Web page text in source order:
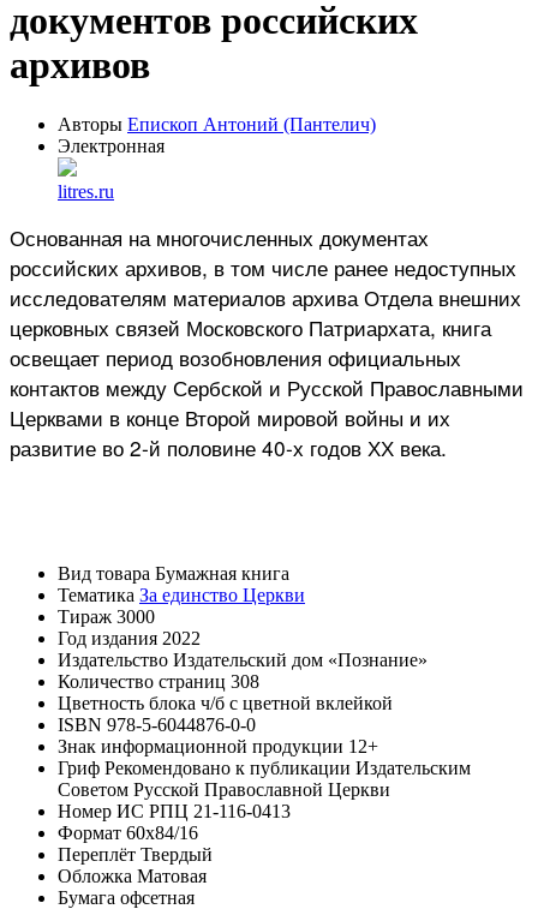
документов российских
архивов
Авторы Епископ Антоний (Пантелич)
Электронная
litres.ru
Основанная на многочисленных документах
российских архивов, в том числе ранее недоступных
исследователям материалов архива Отдела внешних
церковных связей Московского Патриархата, книга
освещает период возобновления официальных
контактов между Сербской и Русской Православными
Церквами в конце Второй мировой войны и их
развитие во 2-й половине 40-х годов ХХ века.
Вид товара Бумажная книга
Тематика За единство Церкви
Тираж 3000
Год издания 2022
Издательство Издательский дом «Познание»
Количество страниц 308
Цветность блока ч/б с цветной вклейкой
ISBN 978-5-6044876-0-0
Знак информационной продукции 12+
Гриф Рекомендовано к публикации Издательским
Советом Русской Православной Церкви
Номер ИС РПЦ 21-116-0413
Формат 60х84/16
Переплёт Твердый
Обложка Матовая
Бумага офсетная